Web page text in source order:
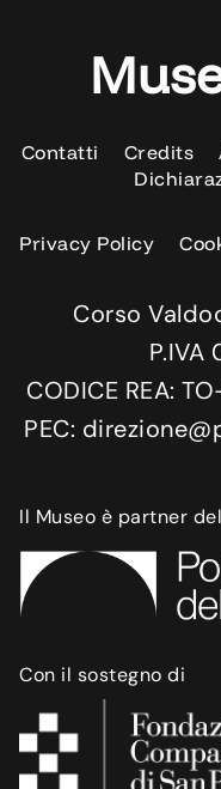
Contatti Credits
Privacy Policy
Corso
P.IVA
CODICE REA:
PEC:
Il Museo è partner del
Con il sostegno di